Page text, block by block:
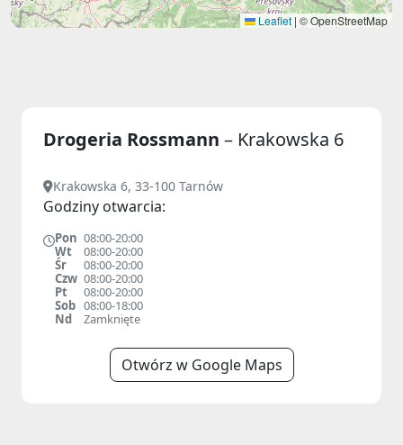
Leaflet | © OpenStreetMap
Drogeria Rossmann – Krakowska 6
Krakowska 6, 33-100 Tarnów
Godziny otwarcia:
Pon 08:00-20:00
Wt
08:00-20:00
Śr
08:00-20:00
Czw 08:00-20:00
Pt
08:00-20:00
Sob 08:00-18:00
Nd
Zamknięte
Otwórz w Google Maps